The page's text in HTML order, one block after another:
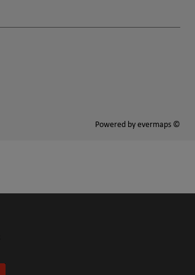
Powered by evermaps ©